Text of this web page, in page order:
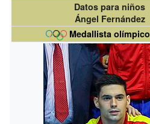
Datos para niños
Ángel Fernández
Medallista olímpico